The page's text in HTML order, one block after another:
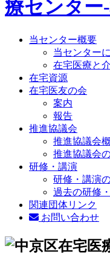
当センター概要
当センター
在宅医療と
在宅資源
在宅医友の会
案内
報告
推進協議会
推進協議会
推進協議会
研修・講演
研修・講演
過去の研修
関連団体リンク
お問い合わせ